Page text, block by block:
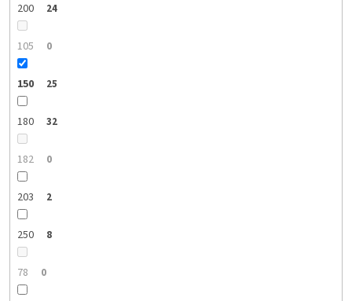
200 24
105 0
150 25
180 32
182 0
203 2
250 8
78 0